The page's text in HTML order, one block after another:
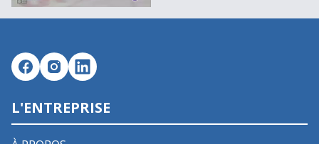
L'ENTREPRISE